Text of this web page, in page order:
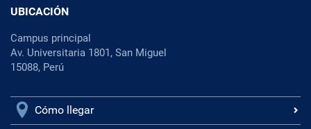
UBICACIÓN
Campus principal
Av. Universitaria 1801, San Miguel
15088, Perú
Cómo llegar